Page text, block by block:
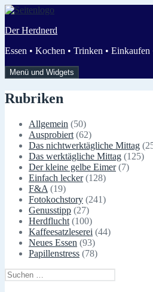
Zum
springen
Der Herdnerd
Essen • Kochen • Trinken • Einkaufen
Menü und Widgets
Rubriken
Allgemein (50)
Ausprobiert (62)
Das nichtwerktägliche Mittag
Das werktägliche Mittag (125)
Der kleine gelbe Eimer(7)
Einfach lecker(128)
F&A (19)
Fotokochstory (241)
Genusstipp (27)
Herdflucht (100)
Kaffeesatzleserei (44)
Neues Essen (93)
Papillenstress (78)
Suchen
nach: